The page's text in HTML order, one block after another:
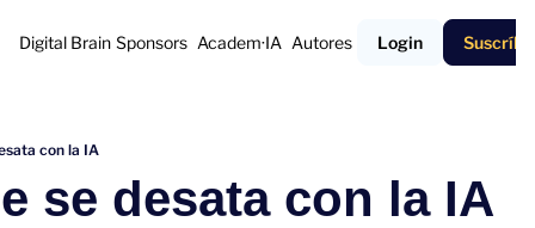
Digital Brain Sponsors Academ·IA Autores Login
con la IA
se desata con la IA